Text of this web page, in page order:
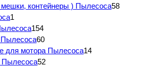
контейнеры ) Пылесоса58
1
154
60
для мотора Пылесоса14
Пылесоса52